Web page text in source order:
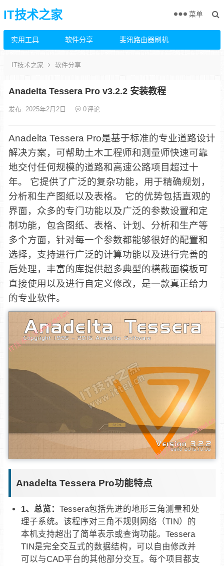
IT技术之家
实用工具 软件分享 斐讯路由器刷机
菜单
IT技术之家 软件分享
Anadelta Tessera Pro v3.2.2 安装教程
发布: 2025年2月2日 0评论
Anadelta Tessera Pro是基于标准的专业道路设计
解决方案，可帮助土木工程师和测量师快速可靠
地交付任何规模的道路和高速公路项目超过十
年。 它提供了广泛的复杂功能，用于精确规划，
分析和生产图纸以及表格。 它的优势包括直观的
界面，众多的专门功能以及广泛的参数设置和定
制功能，包含图纸、表格、计划、分析和生产等
多个方面，针对每一个参数都能够很好的配置和
选择，支持进行广泛的计算功能以及进行完善的
后处理，丰富的库提供超多典型的横截面模板可
直接使用以及进行自定义修改，是一款真正给力
的专业软件。
Anadelta Tessera Pro功能特点
1、总览： Tessera包括先进的地形三角测量和处
理子系统。该程序对三角不规则网络（TIN）的
本机支持超出了简单表示或查询功能。Tessera
TIN是完全交互式的数据结构，可以自由修改并
可以与CAD平台的其他部分交互。每个项目都支